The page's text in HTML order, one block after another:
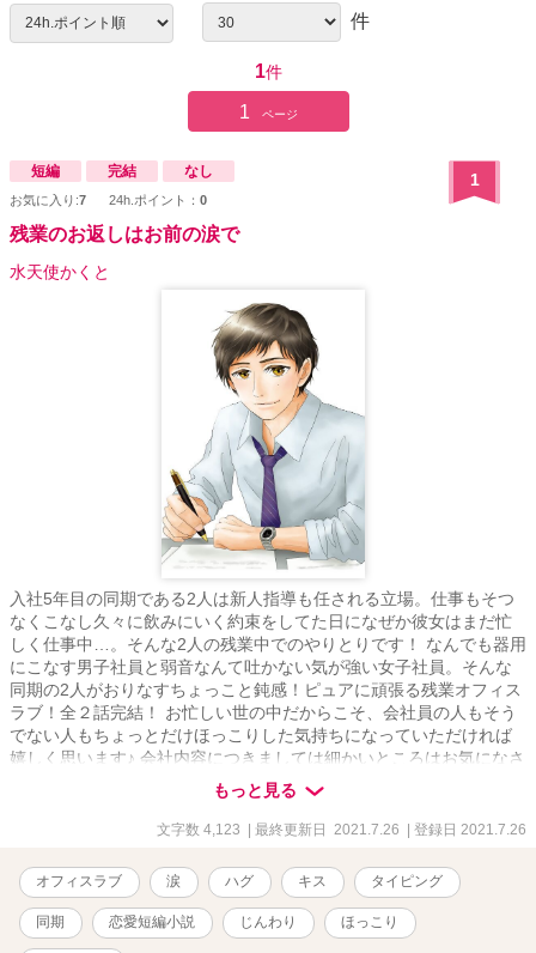
件
1件
1 ページ
短編 完結 なし
お気に入り:7 24h.ポイント： 0
1
残業のお返しはお前の涙で
水天使かくと
入社5年目の同期である2人は新人指導も任される立場。仕事もそつ
なくこなし久々に飲みにいく約束をしてた日になぜか彼女はまだ忙
しく仕事中…。そんな2人の残業中でのやりとりです！ なんでも器用
にこなす男子社員と弱音なんて吐かない気が強い女子社員。そんな
同期の2人がおりなすちょっこと鈍感！ピュアに頑張る残業オフィス
ラブ！全２話完結！ お忙しい世の中だからこそ、会社員の人もそう
でない人もちょっとだけほっこりした気持ちになっていただければ
嬉しく思います♪ 会社内容につきましては細かいところはお気になさ
らずお読みいただけたら幸いですもっと見る
文字数 4,123 | 最終更新日 2021.7.26 | 登録日 2021.7.26
オフィスラブ 涙 ハグ キス タイピング
同期 恋愛短編小説 じんわり ほっこり